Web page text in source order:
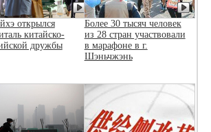
открылся
китайско-
дружбы
Более 30 тысяч человек
из 28 стран участвовали
в марафоне в г.
Шэньчжэнь